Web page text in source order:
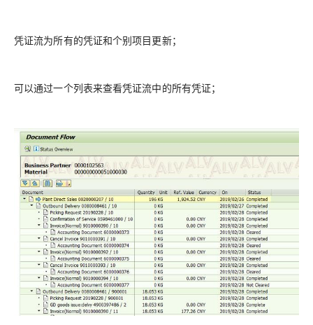
凭证流为所有的凭证和个别项目更新；
可以通过一个列表来查看凭证流中的所有凭证；